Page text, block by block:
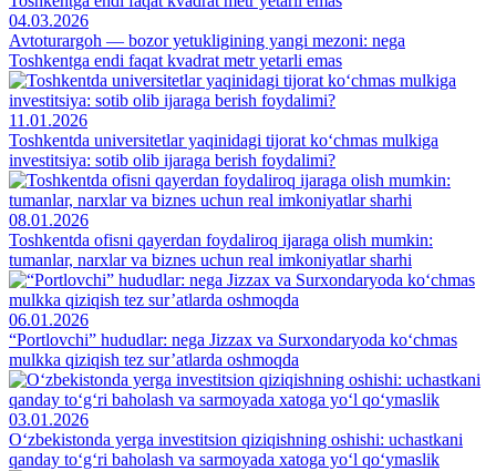
04.03.2026
Avtoturargoh — bozor yetukligining yangi mezoni: nega
Toshkentga endi faqat kvadrat metr yetarli emas
11.01.2026
Toshkentda universitetlar yaqinidagi tijorat ko‘chmas mulkiga
investitsiya: sotib olib ijaraga berish foydalimi?
08.01.2026
Toshkentda ofisni qayerdan foydaliroq ijaraga olish mumkin:
tumanlar, narxlar va biznes uchun real imkoniyatlar sharhi
06.01.2026
“Portlovchi” hududlar: nega Jizzax va Surxondaryoda ko‘chmas
mulkka qiziqish tez sur’atlarda oshmoqda
03.01.2026
O‘zbekistonda yerga investitsion qiziqishning oshishi: uchastkani
qanday to‘g‘ri baholash va sarmoyada xatoga yo‘l qo‘ymaslik